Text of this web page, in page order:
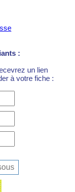
:
un lien
à votre fiche :